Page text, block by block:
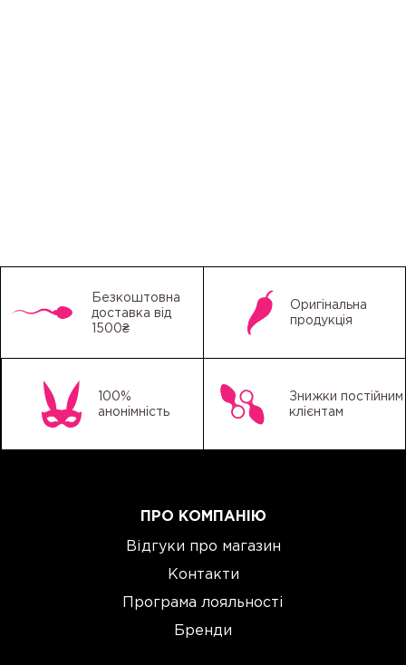
Безкоштовна
доставка від
1500₴
Оригінальна
продукція
100%
анонімність
Знижки постійним
клієнтам
ПРО КОМПАНІЮ
Відгуки про магазин
Контакти
Програма лояльності
Бренди